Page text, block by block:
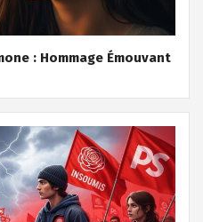
: Hommage Émouvant